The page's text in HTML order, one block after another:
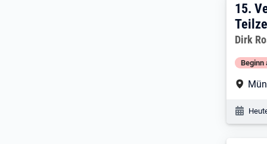
15:
15.
Dirk
Beginn